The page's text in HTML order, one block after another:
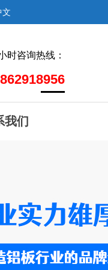
时咨询热线：
我们
文